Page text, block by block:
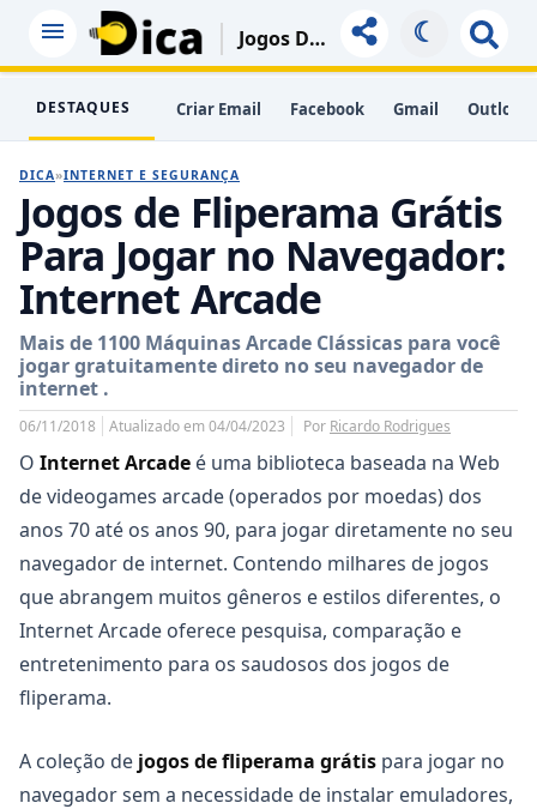
Jogos De Fliperama Grátis Para Jogar No Navegador: Internet Arcade ☾
DESTAQUES Criar Email Facebook Gmail Outlook
DICA»INTERNET E SEGURANÇA
Jogos de Fliperama Grátis
Para Jogar no Navegador:
Internet Arcade
Mais de 1100 Máquinas Arcade Clássicas para você
jogar gratuitamente direto no seu navegador de
internet .
06/11/2018 Atualizado em 04/04/2023 Por Ricardo Rodrigues
O Internet Arcade é uma biblioteca baseada na Web
de videogames arcade (operados por moedas) dos
anos 70 até os anos 90, para jogar diretamente no seu
navegador de internet. Contendo milhares de jogos
que abrangem muitos gêneros e estilos diferentes, o
Internet Arcade oferece pesquisa, comparação e
entretenimento para os saudosos dos jogos de
fliperama.
A coleção de jogos de fliperama grátis para jogar no
navegador sem a necessidade de instalar emuladores,